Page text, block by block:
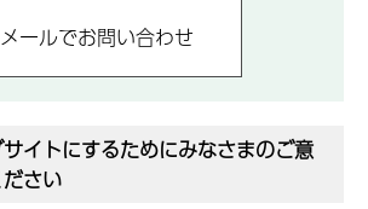
イトにするためにみなさまのご意
さい